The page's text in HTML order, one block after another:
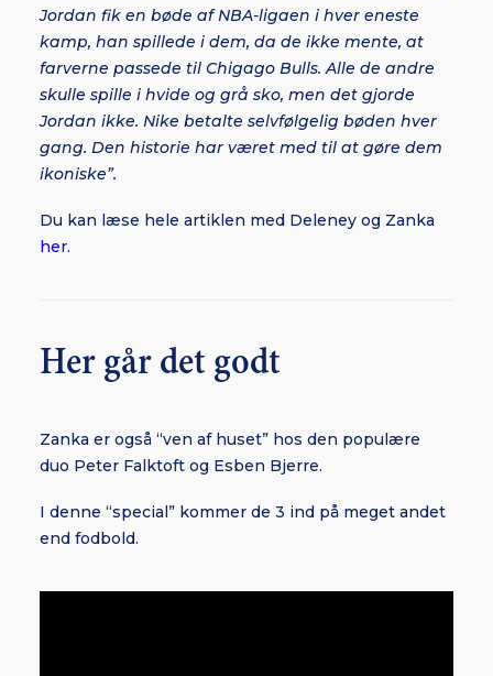
Jordan fik en bøde af NBA-ligaen i hver eneste
kamp, han spillede i dem, da de ikke mente, at
farverne passede til Chigago Bulls. Alle de andre
skulle spille i hvide og grå sko, men det gjorde
Jordan ikke. Nike betalte selvfølgelig bøden hver
gang. Den historie har været med til at gøre dem
ikoniske”.
Du kan læse hele artiklen med Deleney og Zanka
her.
Her går det godt
Zanka er også “ven af huset” hos den populære
duo Peter Falktoft og Esben Bjerre.
I denne “special” kommer de 3 ind på meget andet
end fodbold.